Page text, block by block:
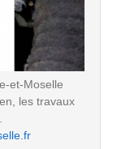
et-Moselle
les travaux